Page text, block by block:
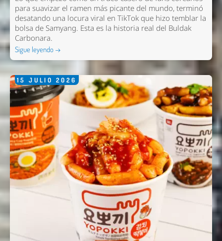
para suavizar el ramen más picante del mundo, terminó
desatando una locura viral en TikTok que hizo temblar la
bolsa de Samyang. Esta es la historia real del Buldak
Carbonara.
Sigue leyendo →
15 JULIO 2026